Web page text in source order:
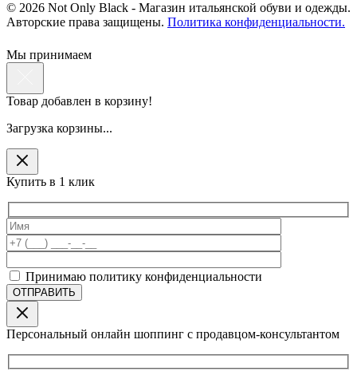
© 2026 Not Only Black - Магазин итальянской обуви и одежды.
Авторские права защищены. Политика конфиденциальности.
Мы принимаем
Товар добавлен в корзину!
Загрузка корзины...
Купить в 1 клик
Принимаю политику конфиденциальности
Персональный онлайн шоппинг с продавцом-консультантом